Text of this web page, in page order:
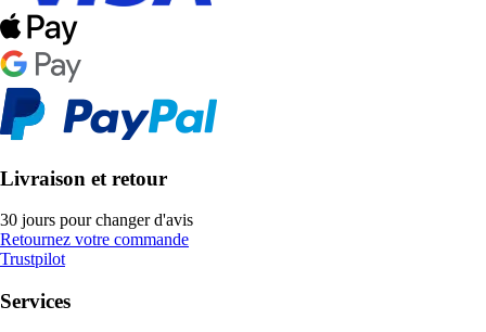
Livraison et retour
30 jours pour changer d'avis
Retournez votre commande
Trustpilot
Services